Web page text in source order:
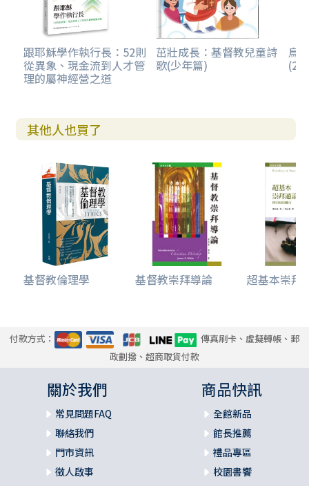
跟耶穌學作執行長：52則
從異象、現金流到人才管
理的屬神經營之道
茁壯成長：基督教兒童詩
歌(少年篇)
鳥
其他人也買了
基督教倫理學 基督教崇拜導論 超基本崇拜
付款方式：
傳真刷卡、虛擬轉帳、郵
政劃撥、超商取貨付款
關於我們
常見問題FAQ
聯絡我們
門市資訊
徵人啟事
商品快訊
全館新品
館長推薦
禮品專區
校園書饗